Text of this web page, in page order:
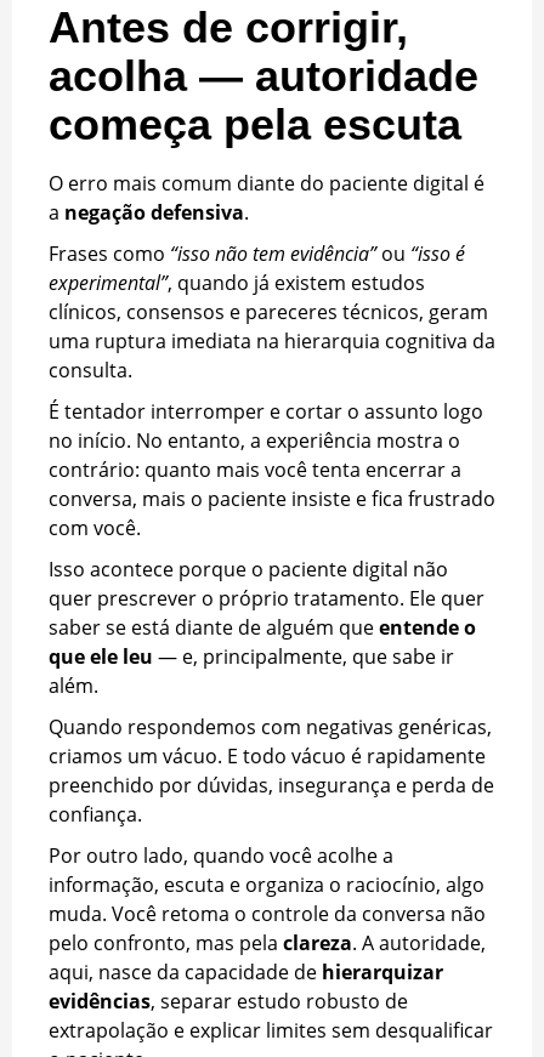
Antes de corrigir,
acolha — autoridade
começa pela escuta
O erro mais comum diante do paciente digital é
a negação defensiva.
Frases como “isso não tem evidência”ou “isso é
experimental”, quando já existem estudos
clínicos, consensos e pareceres técnicos, geram
uma ruptura imediata na hierarquia cognitiva da
consulta.
É tentador interromper e cortar o assunto logo
no início. No entanto, a experiência mostra o
contrário: quanto mais você tenta encerrar a
conversa, mais o paciente insiste e fica frustrado
com você.
Isso acontece porque o paciente digital não
quer prescrever o próprio tratamento. Ele quer
saber se está diante de alguém queentende o
que ele leu — e, principalmente, que sabe ir
além.
Quando respondemos com negativas genéricas,
criamos um vácuo. E todo vácuo é rapidamente
preenchido por dúvidas, insegurança e perda de
confiança.
Por outro lado, quando você acolhe a
informação, escuta e organiza o raciocínio, algo
muda. Você retoma o controle da conversa não
pelo confronto, mas pela clareza. A autoridade,
aqui, nasce da capacidade de hierarquizar
evidências, separar estudo robusto de
extrapolação e explicar limites sem desqualificar